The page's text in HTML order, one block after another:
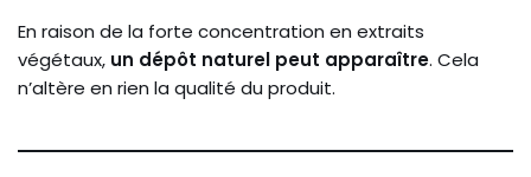
En raison de la forte concentration en extraits
végétaux, un dépôt naturel peut apparaître. Cela
n’altère en rien la qualité du produit.